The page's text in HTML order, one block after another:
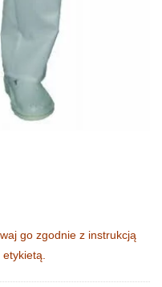
go zgodnie z instrukcją